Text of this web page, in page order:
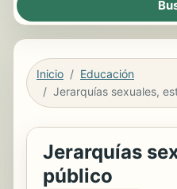
Inicio
Educación
Jerarquías
público